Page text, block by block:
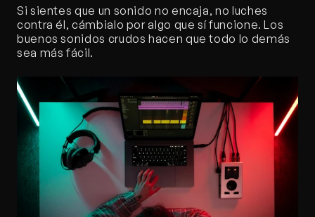
Si sientes que un sonido no encaja, no luches
contra él, cámbialo por algo que sí funcione. Los
buenos sonidos crudos hacen que todo lo demás
sea más fácil.